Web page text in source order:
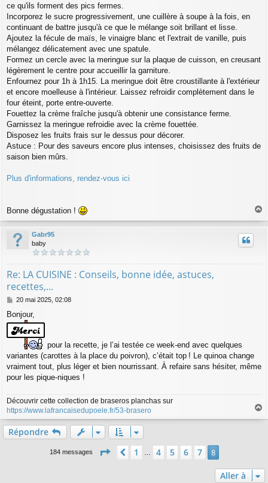
ce qu'ils forment des pics fermes.
Incorporez le sucre progressivement, une cuillère à soupe à la fois, en
continuant de battre jusqu'à ce que le mélange soit brillant et lisse.
Ajoutez la fécule de maïs, le vinaigre blanc et l'extrait de vanille, puis
mélangez délicatement avec une spatule.
Formez un cercle avec la meringue sur la plaque de cuisson, en creusant
légèrement le centre pour accueillir la garniture.
Enfournez pour 1h à 1h15. La meringue doit être croustillante à l'extérieur
et encore moelleuse à l'intérieur. Laissez refroidir complètement dans le
four éteint, porte entre-ouverte.
Fouettez la crème fraîche jusqu'à obtenir une consistance ferme.
Garnissez la meringue refroidie avec la crème fouettée.
Disposez les fruits frais sur le dessus pour décorer.
Astuce : Pour des saveurs encore plus intenses, choisissez des fruits de
saison bien mûrs.
Plus d'informations, rendez-vous ici
Bonne dégustation !
a
u
Gabr95
baby
Re: LA CUISINE : Conseils, bonne idée, astuces,
recettes,...
M
s
s
a
e
20 mai 2025, 02:08
Bonjour,
pour la recette, je l’ai testée ce week-end avec quelques
variantes (carottes à la place du poivron), c’était top ! Le quinoa change
vraiment tout, plus léger et bien nourrissant. À refaire sans hésiter, même
pour les pique-niques !
Découvrir cette collection de braseros planchas sur
https://www.lafrancaisedupoele.fr/53-brasero
a
Répondre
184 messages Page 8sur 8
Précédente
1 4 5 6 7 8
Aller à